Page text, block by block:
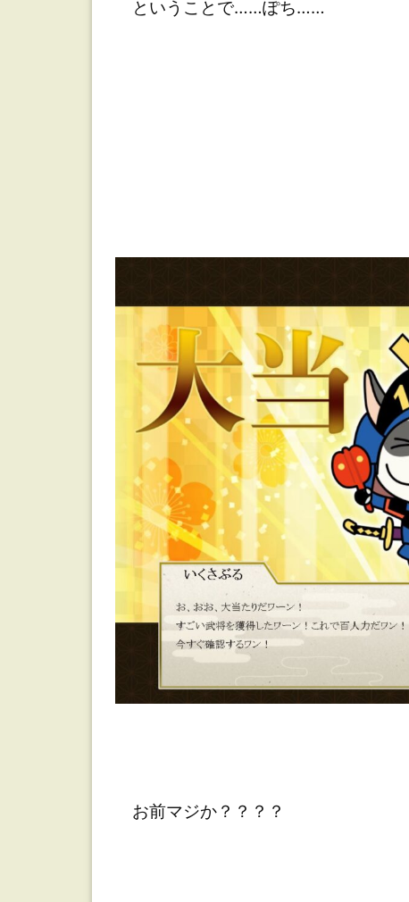
ということで……ぽち……
お前マジか？？？？